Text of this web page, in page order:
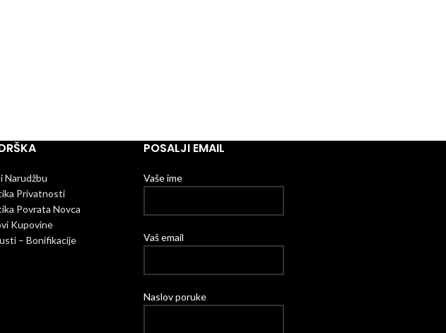
Narudžbu
Privatnosti
Povrata Novca
Kupovine
– Bonifikacije
POSALJI EMAIL
Vaše ime
Vaš email
Naslov poruke